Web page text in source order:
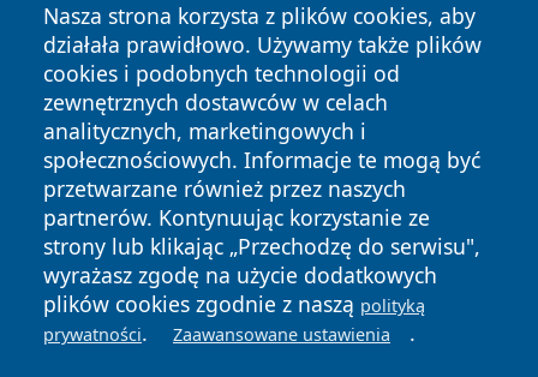
Nasza strona korzysta z plików cookies, aby
działała prawidłowo. Używamy także plików
cookies i podobnych technologii od
zewnętrznych dostawców w celach
analitycznych, marketingowych i
społecznościowych. Informacje te mogą być
przetwarzane również przez naszych
partnerów. Kontynuując korzystanie ze
strony lub klikając „Przechodzę do serwisu",
wyrażasz zgodę na użycie dodatkowych
plików cookies zgodnie z naszą polityką
prywatności. Zaawansowane ustawienia .
Copyright © 2026 wrotagrudziadza.pl Wszystkie prawa
zastrzeżone.
News Autorzy
Polityka
Prywatności
Polityka
Cookies